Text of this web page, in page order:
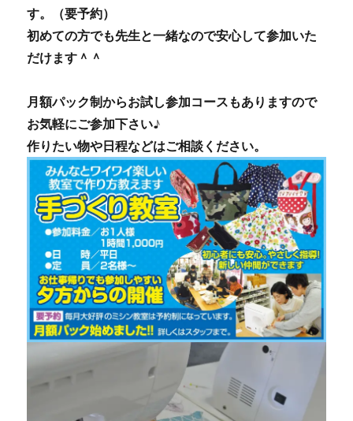
す。（要予約）
初めての方でも先生と一緒なので安心して参加いた
だけます＾＾
月額パック制からお試し参加コースもありますので
お気軽にご参加下さい♪
作りたい物や日程などはご相談ください。